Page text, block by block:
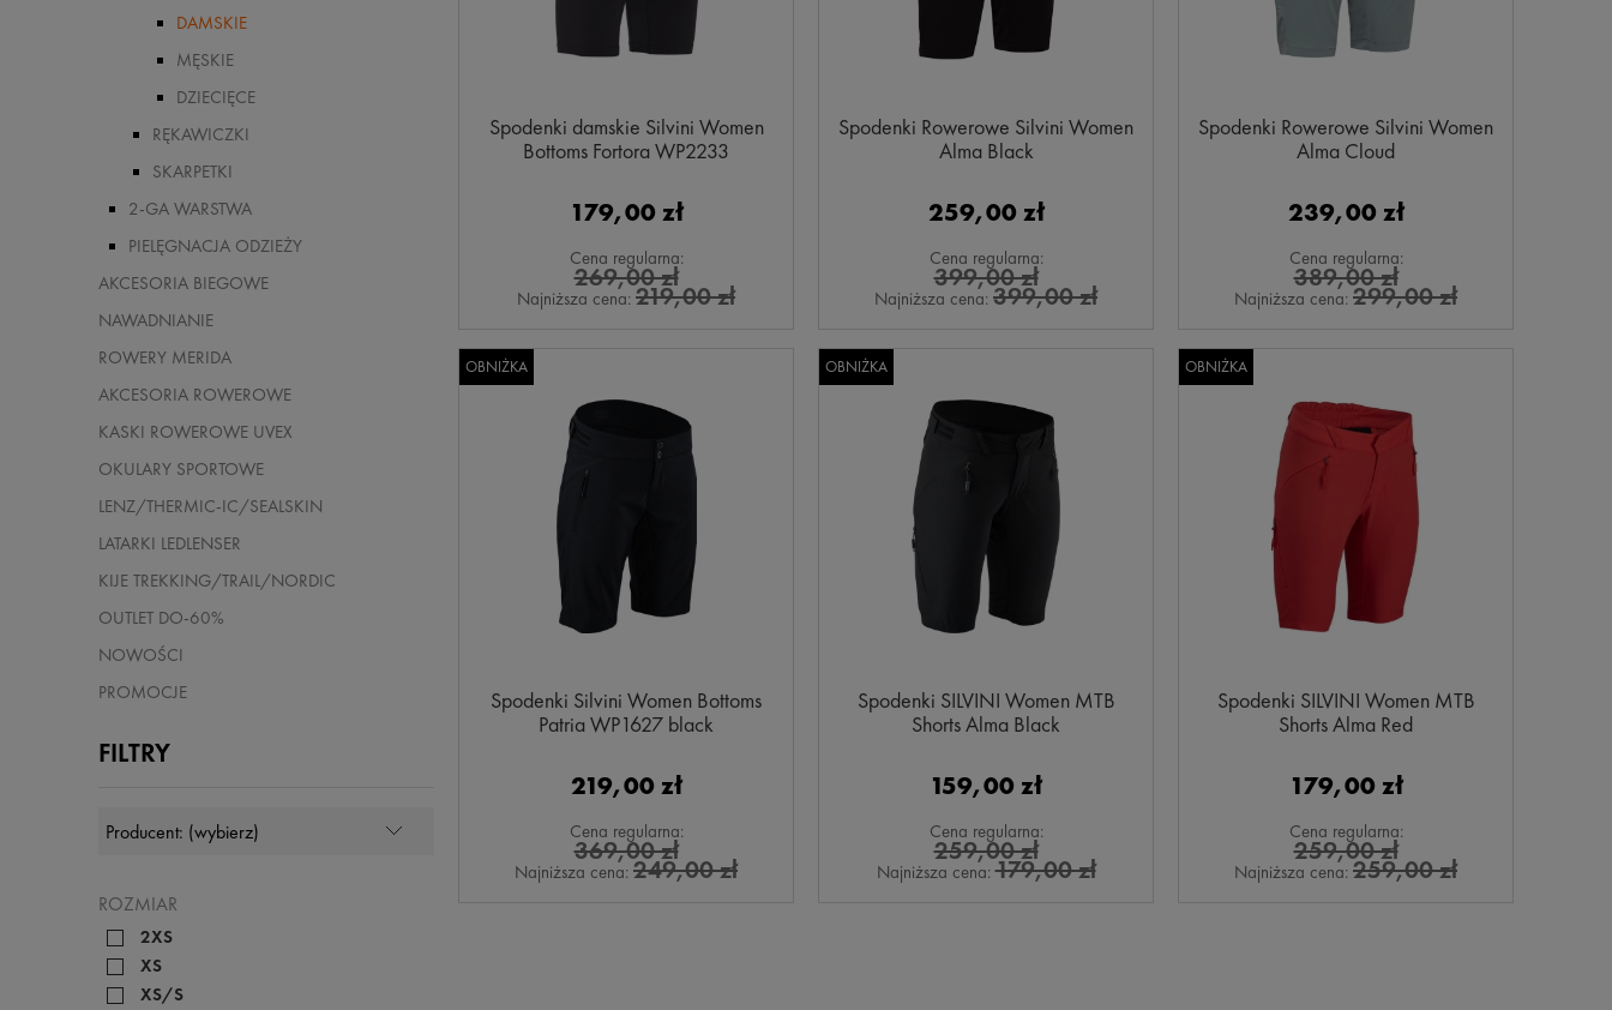
DAMSKIE
MĘSKIE
DZIECIĘCE
RĘKAWICZKI
SKARPETKI
2-GA WARSTWA
PIELĘGNACJA ODZIEŻY
AKCESORIA BIEGOWE
NAWADNIANIE
ROWERY MERIDA
AKCESORIA ROWEROWE
KASKI ROWEROWE UVEX
OKULARY SPORTOWE
LENZ/THERMIC-IC/SEALSKIN
LATARKI LEDLENSER
KIJE TREKKING/TRAIL/NORDIC
OUTLET DO-60%
NOWOŚCI
PROMOCJE
FILTRY
ROZMIAR
2XS
XS
XS/S
Spodenki damskie Silvini Women
Bottoms Fortora WP2233
179,00 zł
Cena regularna:
269,00 zł
Najniższa cena: 219,00 zł
Spodenki Rowerowe Silvini Women
Alma Black
259,00 zł
Cena regularna:
399,00 zł
Najniższa cena: 399,00 zł
Spodenki Rowerowe Silvini Women
Alma Cloud
239,00 zł
Cena regularna:
389,00 zł
Najniższa cena: 299,00 zł
Spodenki Silvini Women Bottoms
Patria WP1627 black
219,00 zł
Cena regularna:
369,00 zł
Najniższa cena: 249,00 zł
OBNIŻKA
Spodenki SILVINI Women MTB
Shorts Alma Black
159,00 zł
Cena regularna:
259,00 zł
Najniższa cena:179,00 zł
OBNIŻKA
Spodenki SILVINI Women MTB
Shorts Alma Red
179,00 zł
Cena regularna:
259,00 zł
Najniższa cena: 259,00 zł
OBNIŻKA